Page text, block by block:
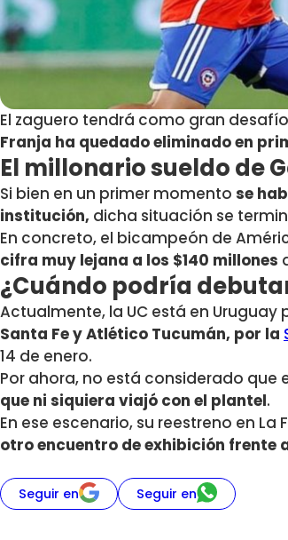
El zaguero tendrá como gran
Franja ha quedado eliminado en
El millonario sueldo de
Si bien en un primer momento se
institución, dicha situación se
En concreto, el bicampeón de
cifra muy lejana a los $140 millones
¿Cuándo podría
Actualmente, la UC está en
Santa Fe y Atlético Tucumán, por la
14 de enero.
Por ahora, no está considerado que
que ni siquiera viajó con el plantel.
En ese escenario, su reestreno en La
otro encuentro de exhibición frente
Seguir en Seguir en